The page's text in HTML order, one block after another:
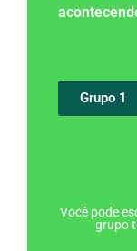
Grupo 1
Você pode
grupo